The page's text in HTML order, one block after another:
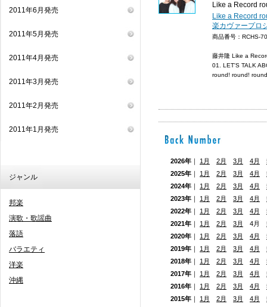
2011年6月発売
2011年5月発売
2011年4月発売
2011年3月発売
2011年2月発売
2011年1月発売
ジャンル
邦楽
演歌・歌謡曲
落語
バラエティ
洋楽
沖縄
Like a Record
Like a Record
楽カヴァープロ
商品番号：RCHS-
藤井隆 Like a
01. LET'S TALK
round! round!
2026年 ｜ 1月 2月 3月 4月
2025年 ｜ 1月 2月 3月 4月
2024年 ｜ 1月 2月 3月 4月
2023年 ｜ 1月 2月 3月 4月
2022年 ｜ 1月 2月 3月 4月
2021年 ｜ 1月 2月 3月 4月
2020年 ｜ 1月 2月 3月 4月
2019年 ｜ 1月 2月 3月 4月
2018年 ｜ 1月 2月 3月 4月
2017年 ｜ 1月 2月 3月 4月
2016年 ｜ 1月 2月 3月 4月
2015年 ｜ 1月 2月 3月 4月